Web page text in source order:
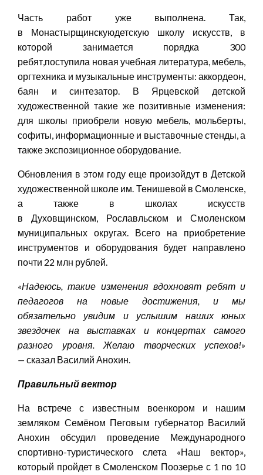
Часть работ уже выполнена. Так,
в Монастырщинскуюдетскую школу искусств, в
которой занимается порядка 300
ребят,поступила новая учебная литература, мебель,
оргтехника и музыкальные инструменты: аккордеон,
баян и синтезатор. В Ярцевской детской
художественной такие же позитивные изменения:
для школы приобрели новую мебель, мольберты,
софиты, информационные и выставочные стенды, а
также экспозиционное оборудование.
Обновления в этом году еще произойдут в Детской
художественной школе им. Тенишевой в Смоленске,
а также в школах искусств
в Духовщинском, Рославльском и Смоленском
муниципальных округах. Всего на приобретение
инструментов и оборудования будет направлено
почти 22 млн рублей.
«Надеюсь, такие изменения вдохновят ребят и
педагогов на новые достижения, и мы
обязательно увидим и услышим наших юных
звездочек на выставках и концертах самого
разного уровня. Желаю творческих успехов!»
— сказал Василий Анохин.
Правильный вектор
На встрече с известным военкором и нашим
земляком Семёном Пеговым губернатор Василий
Анохин обсудил проведение Международного
спортивно-туристического слета «Наш вектор»,
который пройдет в Смоленском Поозерье с 1 по 10